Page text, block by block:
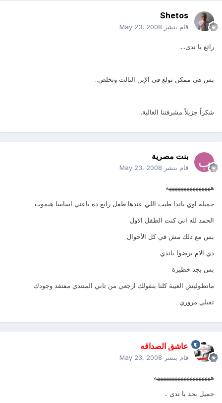
Shetos
قام بنشر May 23, 2008
رائع يا ندى....
بس هى ممكن تولع فى الإبن التالت وتخلص..
شكراً جزيلاً مشرفتنا الغالية..
بنت مصرية
قام بنشر May 23, 2008
هههههههههههههههه
جميلة اوي ياندا طيب اللي عندها طفل رابع ده ياعني اساسا هيموت
الحمد لله اني كنت الطفل الاول
بس مع ذلك مش في كل الأحوال
دي الام برضوا ياندي
بس بجد خطيرة
ماتطوليش الغيبة كلنا بنقولك ارجعي من تاني المنتدي مفتقد وجودك
تقبلي مروري
عاشق الصداقه
قام بنشر May 23, 2008
هههههههههههههههههههه
جميل بجد يا ندى ..